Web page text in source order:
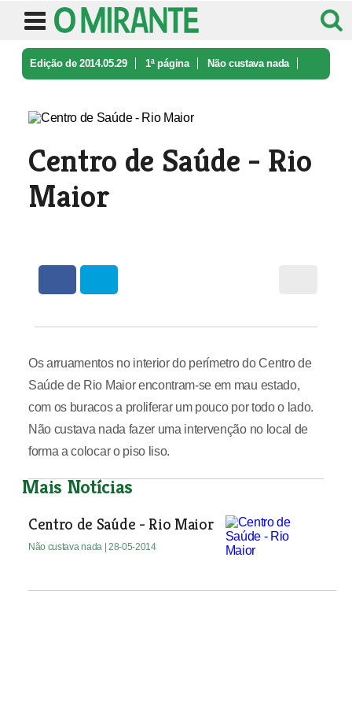
Edição de 2014.05.29 1ª página Não custava nada
Centro de Saúde - Rio
Maior
Os arruamentos no interior do perímetro do Centro de
Saúde de Rio Maior encontram-se em mau estado,
com os buracos a proliferar um pouco por todo o lado.
Não custava nada fazer uma intervenção no local de
forma a colocar o piso liso.
Mais Notícias
Centro de Saúde - Rio Maior
Não custava nada | 28-05-2014